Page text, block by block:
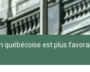
québécoise est plus